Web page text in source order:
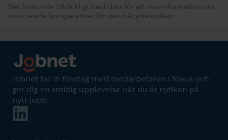
Det finns inte tillräckligt med data för att visa information om
associerade kompetenser för den här yrkesrollen.
Jobnet tar in företag med medarbetaren i fokus och
ger dig en smidig upplevelse när du är nyfiken på
nytt jobb.